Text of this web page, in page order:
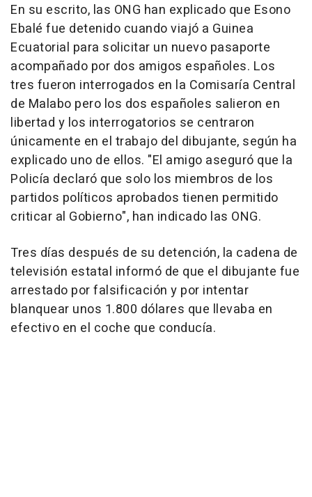
En su escrito, las ONG han explicado que Esono
Ebalé fue detenido cuando viajó a Guinea
Ecuatorial para solicitar un nuevo pasaporte
acompañado por dos amigos españoles. Los
tres fueron interrogados en la Comisaría Central
de Malabo pero los dos españoles salieron en
libertad y los interrogatorios se centraron
únicamente en el trabajo del dibujante, según ha
explicado uno de ellos. "El amigo aseguró que la
Policía declaró que solo los miembros de los
partidos políticos aprobados tienen permitido
criticar al Gobierno", han indicado las ONG.
Tres días después de su detención, la cadena de
televisión estatal informó de que el dibujante fue
arrestado por falsificación y por intentar
blanquear unos 1.800 dólares que llevaba en
efectivo en el coche que conducía.